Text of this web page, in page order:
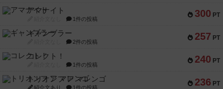
300 PT
アマナイト
1件の投稿
257 PT
ギャンブラー
2件の投稿
240 PT
コレクト！
1件の投稿
236 PT
トリオンフ ア マレンゴ
紹介文あり 1件の投稿